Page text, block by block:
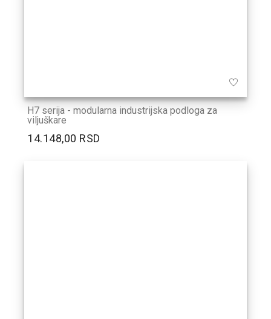
H7 serija - modularna industrijska podloga za
viljuškare
14.148,00 RSD